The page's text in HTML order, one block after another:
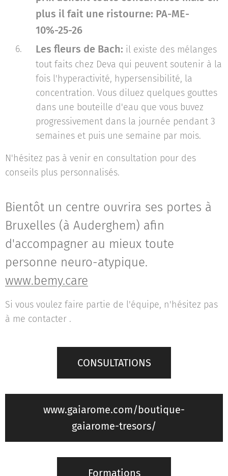
plus il fait une ristourne: PA-ME-
10%-25-26
Les fleurs de Bach: il existe des mélanges
tout faits chez Deva qui peuvent soutenir à la
fois l'hyperactivité, hypersensibilité, la
concentration. Vous diluez quelques gouttes
dans une bouteille d'eau que vous buvez
progressivement dans la journée pendant 3
semaines et puis une semaine par mois.
N'hésitez pas à venir en consultation pour des
conseils plus personnalisés.
Bientôt un centre ouvrira ses portes à
Bruxelles (à Auderghem) afin
d'accompagner au mieux toute
personne neuro-atypique.
www.bemy.care
Si vous voulez faire partie de l'équipe, n'hésitez pas
à me contacter .
CONSULTATIONS
www.gaiarome.com/boutique-
gaiarome-tresors/
Formations